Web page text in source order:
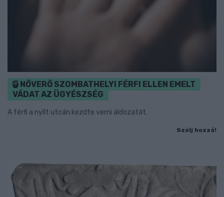
NŐVERŐ SZOMBATHELYI FÉRFI ELLEN EMELT
VÁDAT AZ ÜGYÉSZSÉG
A férfi a nyílt utcán kezdte verni áldozatát.
Szólj hozzá!